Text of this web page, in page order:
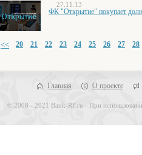
27.11.13
ФК "Открытие" покупает
<< 20 21 22 23 24 25 26 27 28
Главная О проекте
© 2008 - 2021 Bank-RF.ru - При